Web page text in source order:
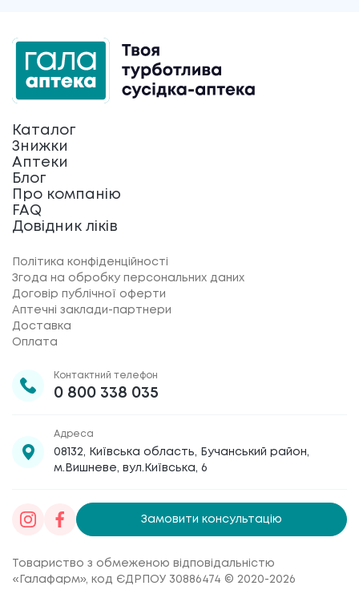
Каталог
Знижки
Аптеки
Блог
Про компанію
FAQ
Довідник ліків
Політика конфіденційності
Згода на обробку персональних даних
Договір публічної оферти
Аптечні заклади-партнери
Доставка
Оплата
Контактний телефон
0 800 338 035
Адреса
08132, Київська область, Бучанський район,
м.Вишневе, вул.Київська, 6
Замовити консультацію
Товариство з обмеженою відповідальністю
«Галафарм», код ЄДРПОУ 30886474 © 2020-2026